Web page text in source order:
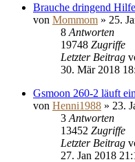
Brauche dringend
von Mommom » 25.
8 Antworten
19748 Zugriffe
Letzter Beitrag
30. Mär 2018
Gsmoon 260-2 läuft
von Henni1988 » 23.
3 Antworten
13452 Zugriffe
Letzter Beitrag
27. Jan 2018